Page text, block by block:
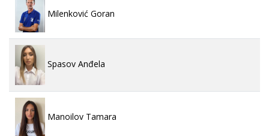
Milenković Goran
Spasov Anđela
Manoilov Tamara